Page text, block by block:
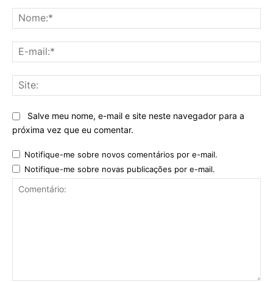
Salve meu nome, e-mail e site neste navegador para a
próxima vez que eu comentar.
Notifique-me sobre novos comentários por e-mail.
Notifique-me sobre novas publicações por e-mail.